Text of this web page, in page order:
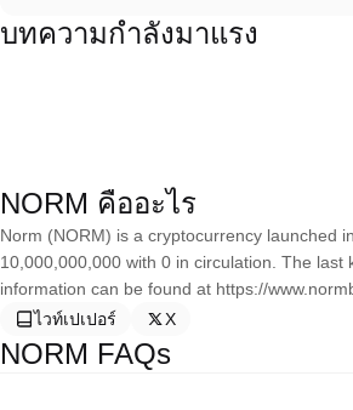
บทความกำลังมาแรง
NORM คืออะไร
Norm (NORM) is a cryptocurrency launched
10,000,000,000 with 0 in circulation. The
information can be found at https://
ไวท์เปเปอร์
X
NORM FAQs